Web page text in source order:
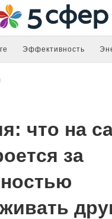
Эффективность
что на
за